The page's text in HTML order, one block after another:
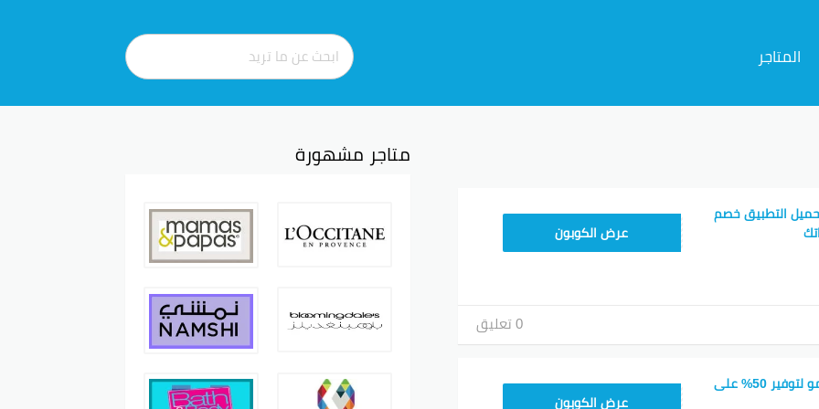
المتاجر
التطبيق خصم
CX433209
عرض الكوبون
0 تعليق
اكتشف كود خصم تيمو لتوفير 50% على
TEM34عرض الكوبون
متاجر مشهورة